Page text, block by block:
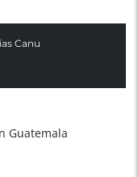
Canu
Guatemala